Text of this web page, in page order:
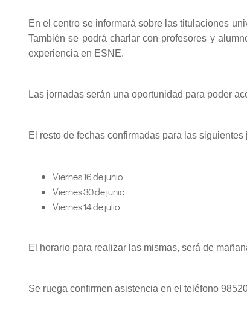
En el centro se informará sobre las titulaciones
También se podrá charlar con profesores y
experiencia en ESNE.
Las jornadas serán una oportunidad para poder
El resto de fechas confirmadas para las siguientes
Viernes 16 de junio
Viernes 30 de junio
Viernes 14 de julio
El horario para realizar las mismas, será de
Se ruega confirmen asistencia en el teléfono